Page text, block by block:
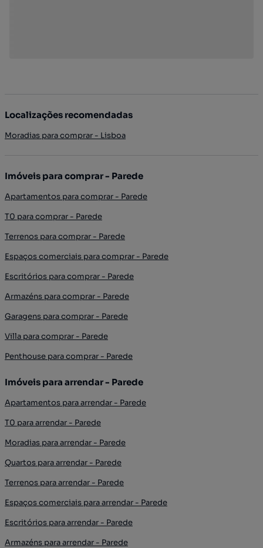
Localizações recomendadas
Moradias para comprar - Lisboa
Imóveis para comprar - Parede
Apartamentos para comprar - Parede
T0 para comprar - Parede
Terrenos para comprar - Parede
Espaços comerciais para comprar - Parede
Escritórios para comprar - Parede
Armazéns para comprar - Parede
Garagens para comprar - Parede
Villa para comprar - Parede
Penthouse para comprar - Parede
Imóveis para arrendar - Parede
Apartamentos para arrendar - Parede
T0 para arrendar - Parede
Moradias para arrendar - Parede
Quartos para arrendar - Parede
Terrenos para arrendar - Parede
Espaços comerciais para arrendar - Parede
Escritórios para arrendar - Parede
Armazéns para arrendar - Parede